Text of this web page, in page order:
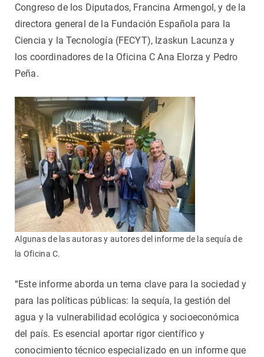
Congreso de los Diputados, Francina Armengol, y de la
directora general de la Fundación Española para la
Ciencia y la Tecnología (FECYT), Izaskun Lacunza y
los coordinadores de la Oficina C Ana Elorza y Pedro
Peña.
Algunas de las autoras y autores del informe de la sequía de
la Oficina C.
“Este informe aborda un tema clave para la sociedad y
para las políticas públicas: la sequía, la gestión del
agua y la vulnerabilidad ecológica y socioeconómica
del país. Es esencial aportar rigor científico y
conocimiento técnico especializado en un informe que